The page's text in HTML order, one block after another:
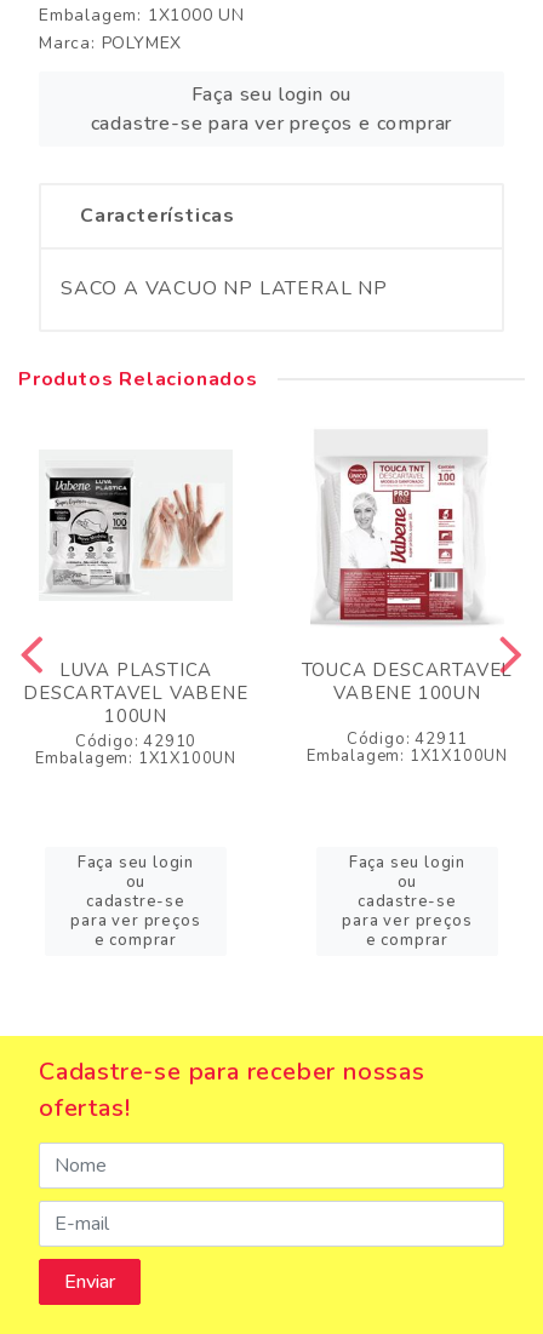
Embalagem: 1X1000 UN
Marca: POLYMEX
Faça seu login ou
cadastre-se para ver preços e comprar
Características
SACO A VACUO NP LATERAL NP
Produtos Relacionados
LUVA PLASTICA
DESCARTAVEL VABENE
100UN
Código: 42910
Embalagem: 1X1X100UN
Faça seu login
ou
cadastre-se
para ver preços
e comprar
TOUCA DESCARTAVEL
VABENE 100UN
Código: 42911
Embalagem: 1X1X100UN
Faça seu login
ou
cadastre-se
para ver preços
e comprar
Cadastre-se para receber nossas
ofertas!